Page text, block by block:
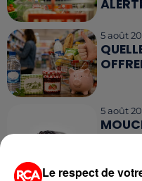
5 août
5 août
Le respect de